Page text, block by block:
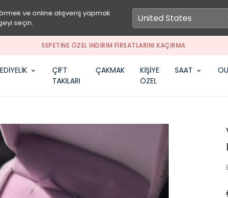
ve online alışveriş yapmak
seçin.
SEPETİNE ÖZEL İNDİRİM FIRSATLARINI KAÇIRMA
ÇİFT
TAKILARI
ÇAKMAK
KİŞİYE
ÖZEL
SAAT